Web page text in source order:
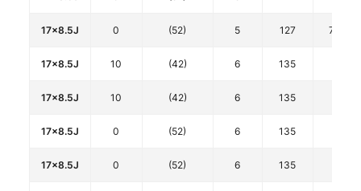
17x8.5J 0 (52) 5 127 71.7
17x8.5J 10 (42) 6 135
17x8.5J 10 (42) 6 135
17x8.5J 0 (52) 6 135
17x8.5J 0 (52) 6 135